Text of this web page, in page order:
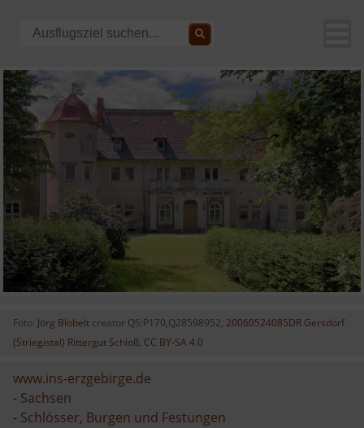
Foto: Jörg Blobelt creator QS:P170,Q28598952, 20060524085DR Gersdorf
(Striegistal) Rittergut Schloß, CC BY-SA 4.0
www.ins-erzgebirge.de
- Sachsen
- Schlösser, Burgen und Festungen